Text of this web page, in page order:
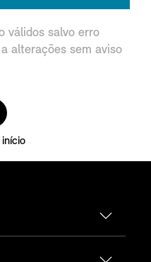
válidos salvo erro
alterações sem aviso
início